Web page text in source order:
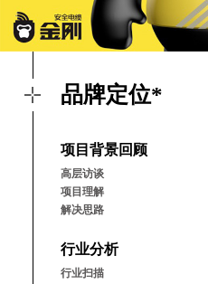
品牌定位*
项⽬背景回顾
⾼层访谈
项⽬理解
解决思路
⾏业分析
⾏业扫描